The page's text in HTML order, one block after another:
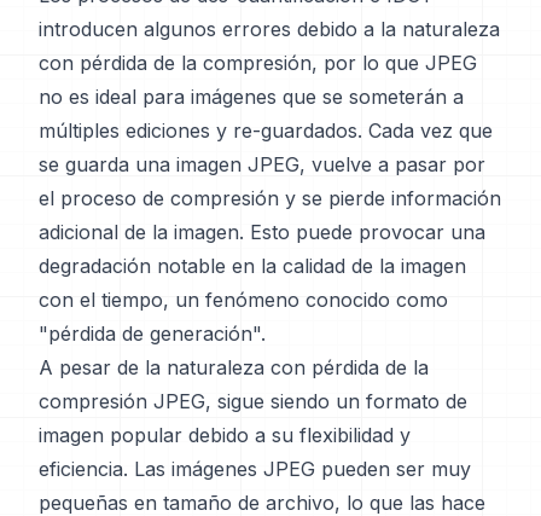
introducen algunos errores debido a la naturaleza
con pérdida de la compresión, por lo que JPEG
no es ideal para imágenes que se someterán a
múltiples ediciones y re-guardados. Cada vez que
se guarda una imagen JPEG, vuelve a pasar por
el proceso de compresión y se pierde información
adicional de la imagen. Esto puede provocar una
degradación notable en la calidad de la imagen
con el tiempo, un fenómeno conocido como
"pérdida de generación".
A pesar de la naturaleza con pérdida de la
compresión JPEG, sigue siendo un formato de
imagen popular debido a su flexibilidad y
eficiencia. Las imágenes JPEG pueden ser muy
pequeñas en tamaño de archivo, lo que las hace